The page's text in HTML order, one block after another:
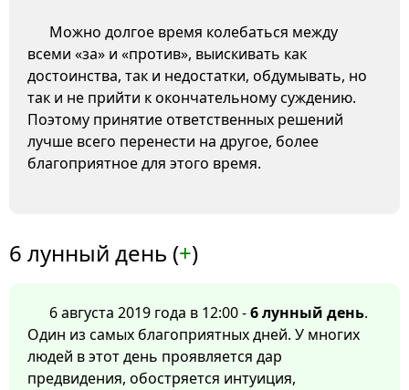
Можно долгое время колебаться между
всеми «за» и «против», выискивать как
достоинства, так и недостатки, обдумывать, но
так и не прийти к окончательному суждению.
Поэтому принятие ответственных решений
лучше всего перенести на другое, более
благоприятное для этого время.
6 лунный день (+)
6 августа 2019 года в 12:00 -6 лунный день.
Один из самых благоприятных дней. У многих
людей в этот день проявляется дар
предвидения, обостряется интуиция,